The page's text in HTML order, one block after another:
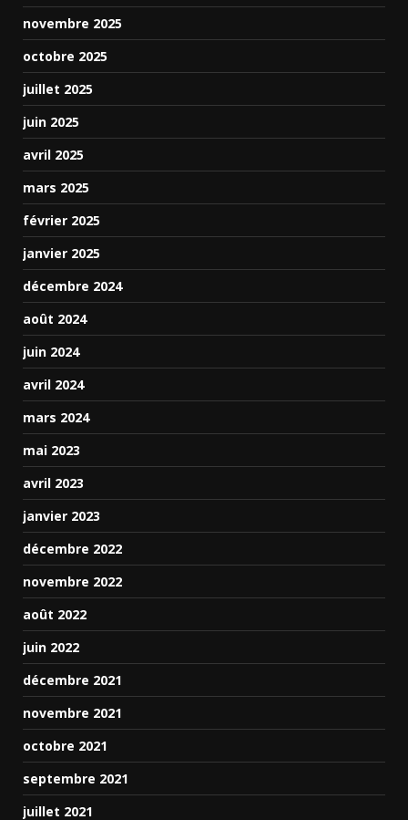
novembre 2025
octobre 2025
juillet 2025
juin 2025
avril 2025
mars 2025
février 2025
janvier 2025
décembre 2024
août 2024
juin 2024
avril 2024
mars 2024
mai 2023
avril 2023
janvier 2023
décembre 2022
novembre 2022
août 2022
juin 2022
décembre 2021
novembre 2021
octobre 2021
septembre 2021
juillet 2021